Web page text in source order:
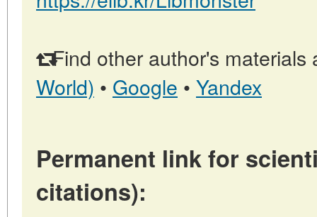
Find other author's materials
World) • Google • Yandex
Permanent link for
citations):